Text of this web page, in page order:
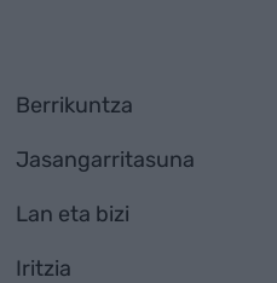
Berrikuntza
Jasangarritasuna
Lan eta bizi
Iritzia